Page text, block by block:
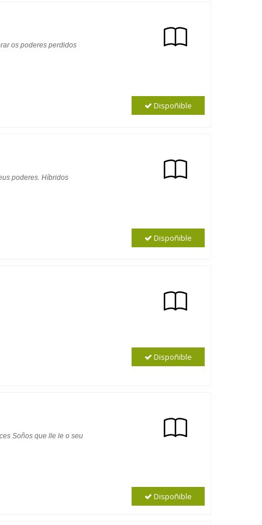
os poderes perdidos
Dispoñible
poderes. Híbridos
Dispoñible
Dispoñible
Soños que lle le o seu
Dispoñible